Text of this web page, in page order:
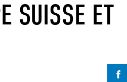
SUISSE ET